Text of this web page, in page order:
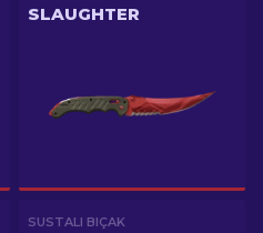
SLAUGHTER
SUSTALI BIÇAK